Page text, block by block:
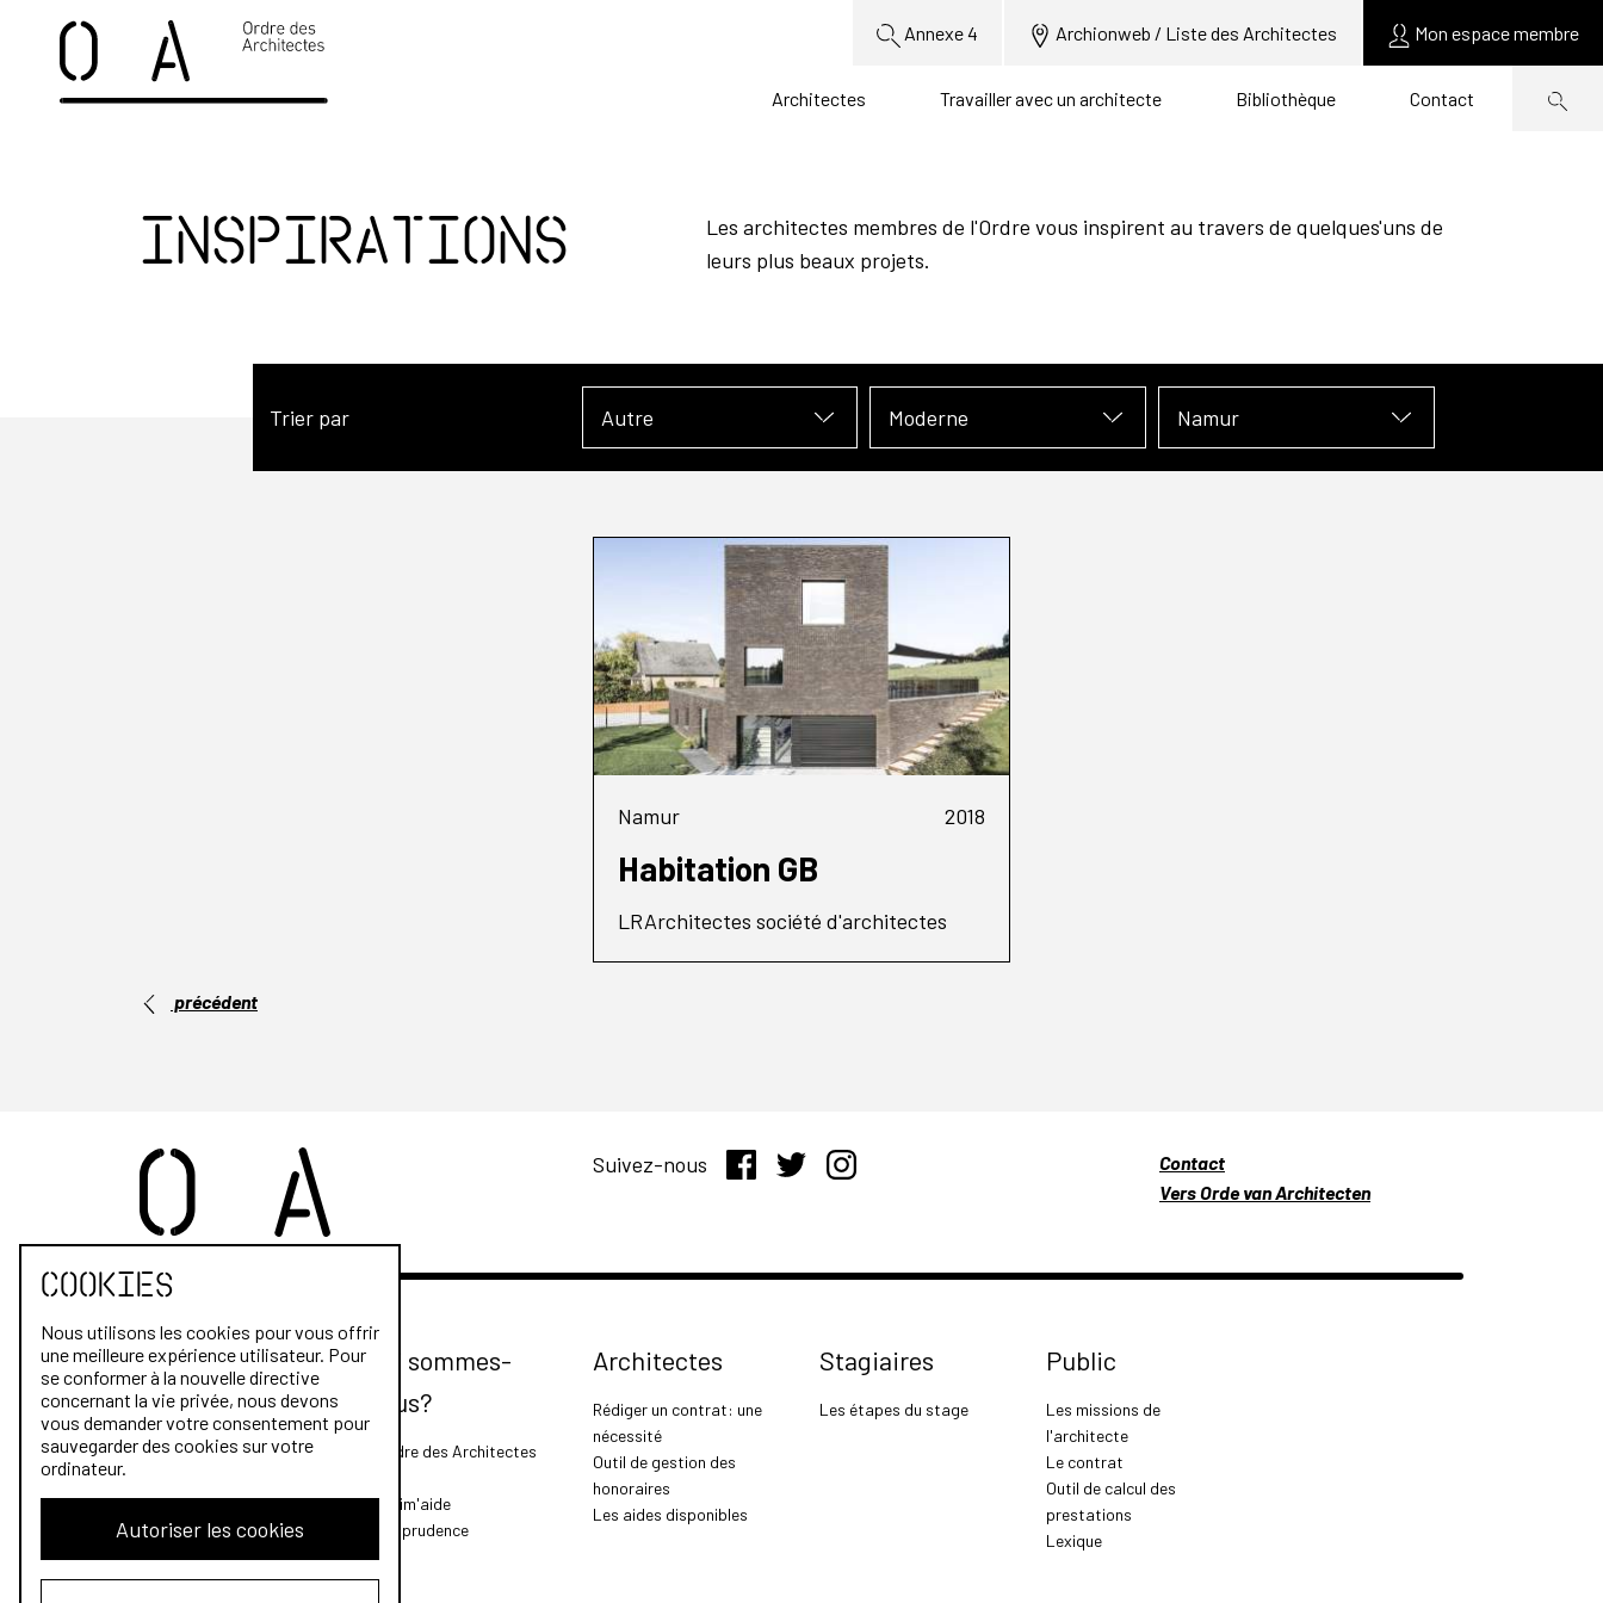
Annexe 4 Archionweb / Liste des Architectes Mon espace membre
Architectes Travailler avec un architecte Bibliothèque Contact
Inspirations
Les architectes membres de l'Ordre vous inspirent au travers de quelques'uns de
leurs plus beaux projets.
Trier par Autre Moderne Namur
Namur 2018
Habitation GB
LRArchitectes société d'architectes
précédent
Suivez-nous
Contact
Vers Orde van Architecten
Qui sommes-
nous?
L'Ordre des Architectes
Archim'aide
Jurisprudence
Architectes
Rédiger un contrat: une
nécessité
Outil de gestion des
honoraires
Les aides disponibles
Stagiaires
Les étapes du stage
Public
Les missions de
l'architecte
Le contrat
Outil de calcul des
prestations
Lexique
Cookies
Nous utilisons les cookies pour vous offrir
une meilleure expérience utilisateur. Pour
se conformer à la nouvelle directive
concernant la vie privée, nous devons
vous demander votre consentement pour
sauvegarder des cookies sur votre
ordinateur.
Autoriser les cookies